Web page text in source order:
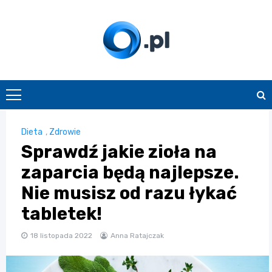
O.pl
Dieta , Zdrowie
Sprawdź jakie zioła na
zaparcia będą najlepsze.
Nie musisz od razu łykać
tabletek!
18 listopada 2022 Anna Ratajczak